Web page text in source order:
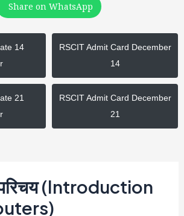
Share on WhatsApp
14
RSCIT Admit Card December
14
21
RSCIT Admit Card December
21
(Introduction